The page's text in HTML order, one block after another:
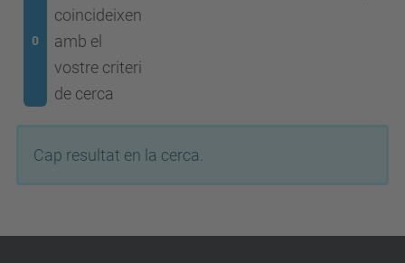
0
coincideixen
amb el
vostre criteri
de cerca
Cap resultat en la cerca.